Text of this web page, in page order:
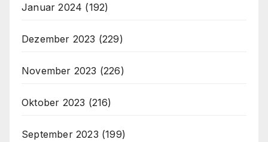
Januar 2024 (192)
Dezember 2023 (229)
November 2023 (226)
Oktober 2023 (216)
September 2023 (199)